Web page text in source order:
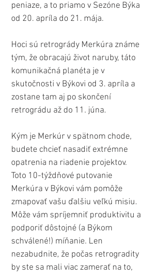
peniaze, a to priamo v Sezóne Býka
od 20. apríla do 21. mája.
Hoci sú retrogrády Merkúra známe
tým, že obracajú život naruby, táto
komunikačná planéta je v
skutočnosti v Býkovi od 3. apríla a
zostane tam aj po skončení
retrográdu až do 11. júna.
Kým je Merkúr v spätnom chode,
budete chcieť nasadiť extrémne
opatrenia na riadenie projektov.
Toto 10-týždňové putovanie
Merkúra v Býkovi vám pomôže
zmapovať vašu ďalšiu veľkú misiu.
Môže vám spríjemniť produktivitu a
podporiť dôstojné (a Býkom
schválené!) míňanie. Len
nezabudnite, že počas retrogradity
by ste sa mali viac zamerať na to,